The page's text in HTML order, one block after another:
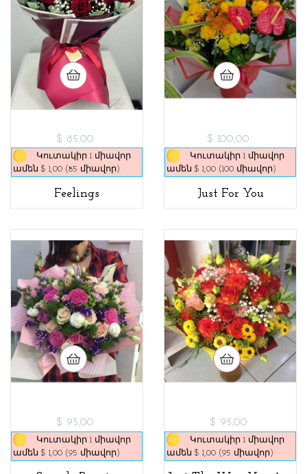
$ 85,00
Կուտակիր 1 միավոր
ամեն $ 1,00 (85 միավոր)
Feelings
$ 100,00
Կուտակիր 1 միավոր
ամեն $ 1,00 (100 միավոր)
Just For You
$ 95,00
Կուտակիր 1 միավոր
ամեն $ 1,00 (95 միավոր)
$ 95,00
Կուտակիր 1 միավոր
ամեն $ 1,00 (95 միավոր)